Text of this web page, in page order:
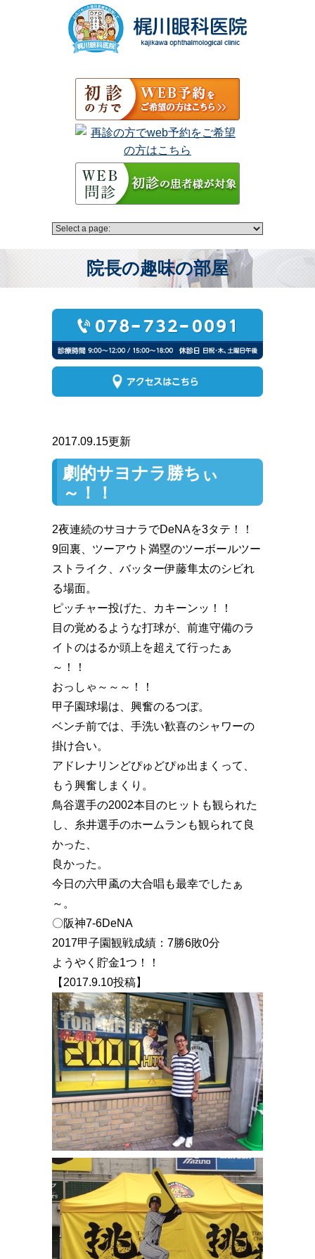
院長の趣味の部屋
2017.09.15更新
劇的サヨナラ勝ちぃ
～！！
2夜連続のサヨナラでDeNAを3タテ！！
9回裏、ツーアウト満塁のツーボールツー
ストライク、バッター伊藤隼太のシビれ
る場面。
ピッチャー投げた、カキーンッ️！！
目の覚めるような打球が、前進守備のラ
イトのはるか頭上を超えて行ったぁ
～！！
おっしゃ～～～！！
甲子園球場は、興奮のるつぼ。
ベンチ前では、手洗い歓喜のシャワーの
掛け合い。
アドレナリンどぴゅどぴゅ出まくって、
もう興奮しまくり。
鳥谷選手の2002本目のヒットも観られた
し、糸井選手のホームランも観られて良
かった、
良かった。
今日の六甲颪の大合唱も最幸でしたぁ
～。
〇阪神7-6DeNA
2017甲子園観戦成績：7勝6敗0分
ようやく貯金1つ！！
【2017.9.10投稿】